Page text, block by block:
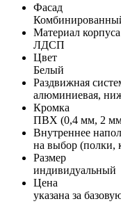
Фасад
Материал корпуса
ЛДСП
Цвет
Белый
Раздвижная
алюминиевая,
Кромка
ПВХ (0,4 мм, 2
Внутреннее
на выбор (полки,
Размер
индивидуальный
Цена
указана за